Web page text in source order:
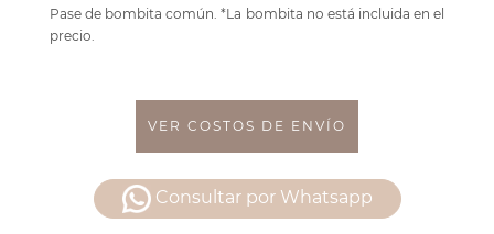
Pase de bombita común. *La bombita no está incluida en el
precio.
VER COSTOS DE ENVÍO
Consultar por Whatsapp